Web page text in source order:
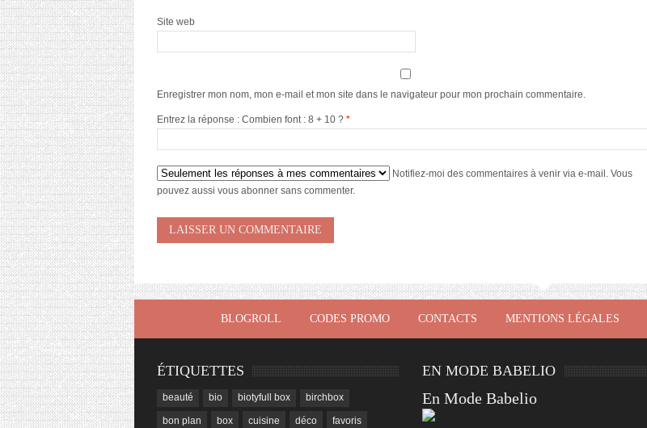
Site web
Enregistrer mon nom, mon e-mail et mon site dans le navigateur pour mon prochain commentaire.
Entrez la réponse : Combien font : 8 + 10 ? *
Notifiez-moi des commentaires à venir via e-mail. Vous
pouvez aussi vous abonner sans commenter.
BLOGROLL CODES PROMO CONTACTS MENTIONS LÉGALES
ÉTIQUETTES
beauté bio biotyfull box birchbox
bon plan box cuisine déco favoris
EN MODE BABELIO
En Mode Babelio